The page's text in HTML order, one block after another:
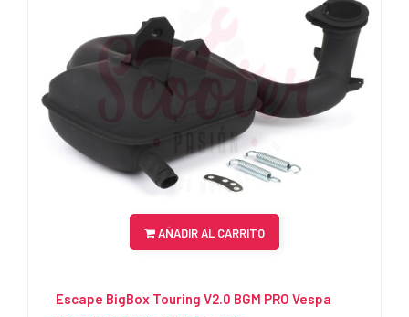
AÑADIR AL CARRITO
Escape BigBox Touring V2.0 BGM PRO Vespa